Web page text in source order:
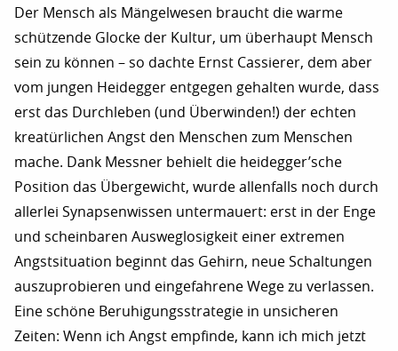
Der Mensch als Mängelwesen braucht die warme
schützende Glocke der Kultur, um überhaupt Mensch
sein zu können – so dachte Ernst Cassierer, dem aber
vom jungen Heidegger entgegen gehalten wurde, dass
erst das Durchleben (und Überwinden!) der echten
kreatürlichen Angst den Menschen zum Menschen
mache. Dank Messner behielt die heidegger’sche
Position das Übergewicht, wurde allenfalls noch durch
allerlei Synapsenwissen untermauert: erst in der Enge
und scheinbaren Ausweglosigkeit einer extremen
Angstsituation beginnt das Gehirn, neue Schaltungen
auszuprobieren und eingefahrene Wege zu verlassen.
Eine schöne Beruhigungsstrategie in unsicheren
Zeiten: Wenn ich Angst empfinde, kann ich mich jetzt